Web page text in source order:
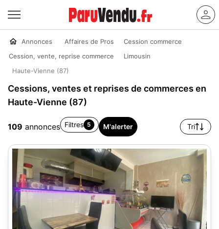
Annonces Affaires de Pros
Cession commerce
Cession, vente, reprise commerce
Limousin
Haute-Vienne (87)
Cessions, ventes et reprises de commerces en
Haute-Vienne (87)
109 annonces Filtres 5 M'alerter Tri